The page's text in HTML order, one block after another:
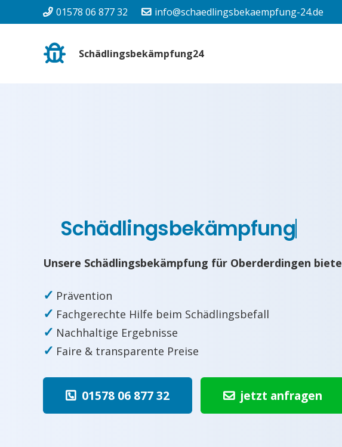
01578 06 877 32 info@schaedlingsbekaempfung-24.de
Schädlingsbekämpfung24
Schädlingsbekämpfung
Unsere Schädlingsbekämpfung für Oberderdingen
✓ Prävention
✓ Fachgerechte Hilfe beim Schädlingsbefall
✓ Nachhaltige Ergebnisse
✓ Faire & transparente Preise
01578 06 877 32 jetzt anfragen